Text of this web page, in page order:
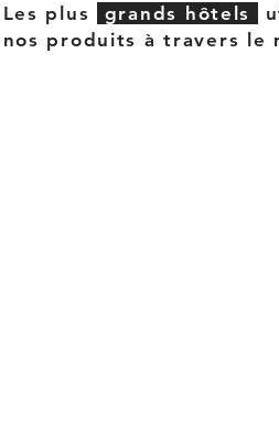
Les plus grands hôtels
nos produits à travers le